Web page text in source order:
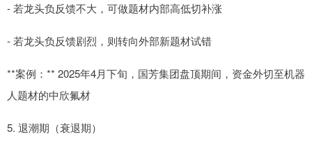
- 若龙头负反馈不大，可做题材内部高低切补涨
- 若龙头负反馈剧烈，则转向外部新题材试错
**案例：** 2025年4月下旬，国芳集团盘顶期间，资金外切至机器
人题材的中欣氟材
5. 退潮期（衰退期）